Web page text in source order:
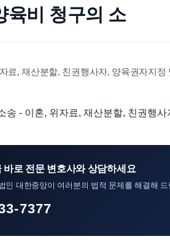
육비 청구의 소
료, 재산분할, 친권행사자, 양육권자지정
바로 전문 변호사와 상담하세요
인 대한중앙이 여러분의 법적 문제를 해결해 드
7377